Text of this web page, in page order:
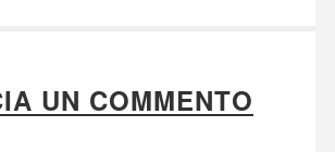
UN COMMENTO